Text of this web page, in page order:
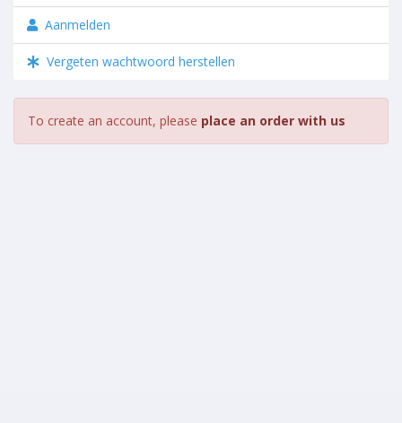
Aanmelden
Vergeten wachtwoord herstellen
To create an account, please place an order with us